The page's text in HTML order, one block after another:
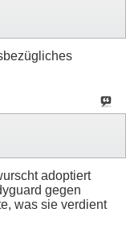
adoptiert
gegen
was sie verdient